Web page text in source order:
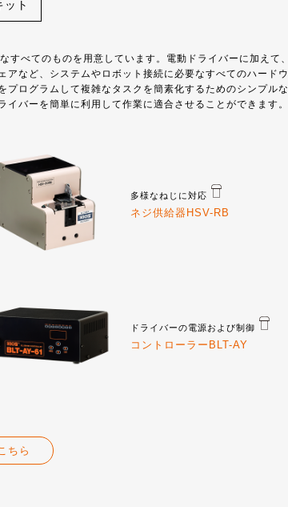
ット
べてのものを用意しています。電動ドライバーに加えて、
など、システムやロボット接続に必要なすべてのハードウ
ログラムして複雑なタスクを簡素化するためのシンプルな
バーを簡単に利用して作業に適合させることができます。
多様なねじに対応
ネジ供給器HSV-RB
ドライバーの電源および制御
コントローラーBLT-AY
ちら